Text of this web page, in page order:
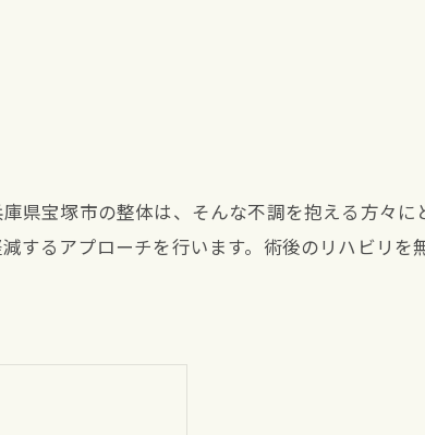
県宝塚市の整体は、そんな不調を抱える方々に
するアプローチを行います。術後のリハビリを